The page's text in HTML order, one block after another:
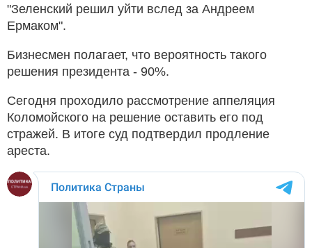
"Зеленский решил уйти вслед за Андреем
Ермаком".
Бизнесмен полагает, что вероятность такого
решения президента - 90%.
Сегодня проходило рассмотрение аппеляция
Коломойского на решение оставить его под
стражей. В итоге суд подтвердил продление
ареста.